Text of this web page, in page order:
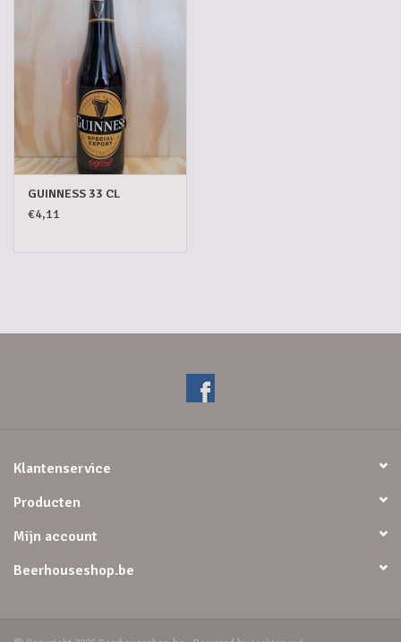
GUINNESS 33 CL
€4,11
Klantenservice
Producten
Mijn account
Beerhouseshop.be